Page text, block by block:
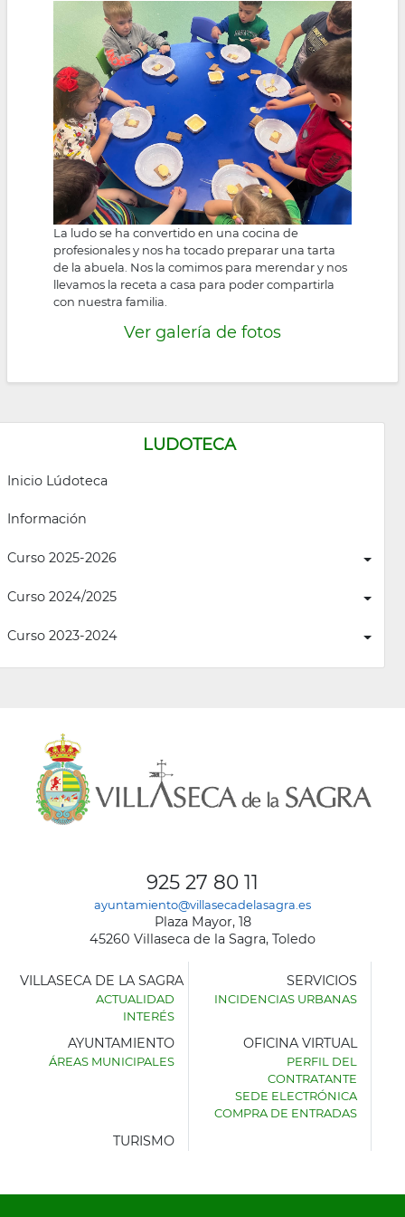
navegación
LUDOTECA
Inicio Lúdoteca
Información
Curso 2025-2026
Curso 2024/2025
Curso 2023-2024
La ludo se ha convertido en una cocina de
profesionales y nos ha tocado preparar una tarta
de la abuela. Nos la comimos para merendar y nos
llevamos la receta a casa para poder compartirla
con nuestra familia.
Ver galería de fotos
925 27 80 11
ayuntamiento@villasecadelasagra.es
Plaza Mayor, 18
45260 Villaseca de la Sagra, Toledo
AYUNTAMIENTO
VILLASECA DE LA SAGRA
ACTUALIDAD
INTERÉS
SERVICIOS
INCIDENCIAS URBANAS
AYUNTAMIENTO
ÁREAS MUNICIPALES
OFICINA VIRTUAL
PERFIL DEL
CONTRATANTE
SEDE ELECTRÓNICA
COMPRA DE ENTRADAS
TURISMO